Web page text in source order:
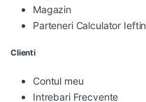
Magazin
Parteneri Calculator Ieftin
Clienti
Contul meu
Intrebari Frecvente